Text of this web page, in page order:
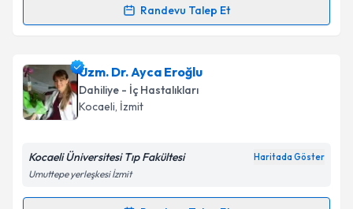
kapsamda işlenmesini kabul ediyorum.
Randevu Talep Et
Randevu Takvimi Talebi
Uzm. Dr. Elvin Jalilliiçin randevu takvimi talebi
oluşturun. Size bu uzmandan randevu almanız için bir
takvim hazırlandığında e-posta ile bilgilendireceğiz.
Uzm. Dr. Ayca Eroğlu
Dahiliye - İç Hastalıkları
Kocaeli, İzmit
Kocaeli Üniversitesi Tıp Fakültesi Haritada Göster
Umuttepe yerleşkesi İzmit